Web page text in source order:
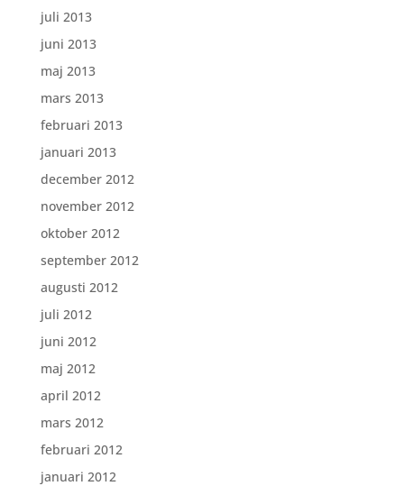
juli 2013
juni 2013
maj 2013
mars 2013
februari 2013
januari 2013
december 2012
november 2012
oktober 2012
september 2012
augusti 2012
juli 2012
juni 2012
maj 2012
april 2012
mars 2012
februari 2012
januari 2012